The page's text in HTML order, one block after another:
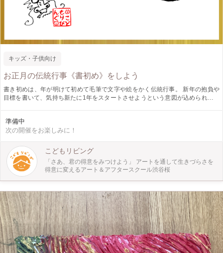
キッズ・子供向け
お正月の伝統行事《書初め》をしよう
書き初めは、年が明けて初めて毛筆で文字や絵をかく伝統行事。 新年の抱負や
目標を書いて、気持ち新たに1年をスタートさせようという意図が込められてい
でもOK。 筆を持ち、何を書くか考え、緊張感を持って書き直しできない1枚の
色紙に向かう。 心をこめて書いた文字は、2024年の最初の言葉として印象深く
準備中
次の開催をお楽しみに！
こどもリビング
「さあ、君の得意をみつけよう」 アートを通して生きづらさを
得意に変えるアート＆アフタースクール渋谷桜